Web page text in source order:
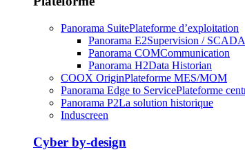
Panorama SuitePlateforme d’exploitation
Panorama E2Supervision /
Panorama COMCommunication
Panorama H2Data Historian
COOX OriginPlateforme MES/MOM
Panorama Edge to ServicePlateforme
Panorama P2La solution historique
Induscreen
Cyber by-design